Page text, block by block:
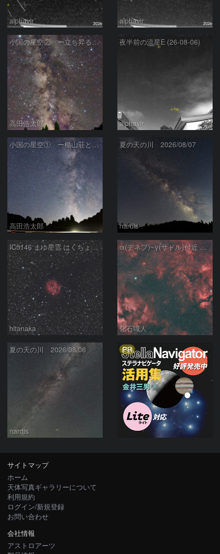
alphavir alphavir
小国の星空② ー立ち昇る天の川ー
高田浩太郎
夜半前の流星E (26-08-06)
alphavir
小国の星空① ー楯山荘と天の川ー
高田浩太郎
夏の天の川 2026/08/07
nardis
IC5146 まゆ星雲 はくちょう座
hltanaka
α(デネブ)~γ(サドル)付近 NGC7000 北アメリカ星雲 IC5067~5070 ペリカン星雲 Sh2-112 はくちょう座
化石職人
夏の天の川 2026/08/06
nardis
PR
サイトマップ
ホーム
天体写真ギャラリーについて
利用規約
ログイン/新規登録
お問い合わせ
会社情報
アストロアーツ